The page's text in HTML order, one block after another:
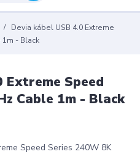
Devia kábel USB 4.0 Extreme
- Black
Extreme Speed
Cable 1m - Black